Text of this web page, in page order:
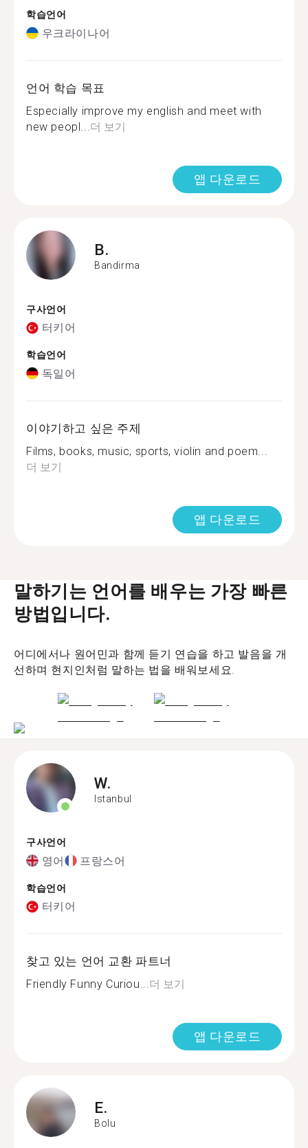
학습언어
우크라이나어
언어 학습 목표
Especially improve my english and meet with
new peopl... 더 보기
앱 다운로드
B.
Bandirma
구사언어
터키어
학습언어
독일어
이야기하고 싶은 주제
Films, books, music, sports, violin and poem...
더 보기
앱 다운로드
말하기는 언어를 배우는 가장 빠른
방법입니다.
어디에서나 원어민과 함께 듣기 연습을 하고 발음을 개
선하며 현지인처럼 말하는 법을 배워보세요.
W.
Istanbul
구사언어
영어 프랑스어
학습언어
터키어
찾고 있는 언어 교환 파트너
Friendly Funny Curiou...더 보기
앱 다운로드
E.
Bolu